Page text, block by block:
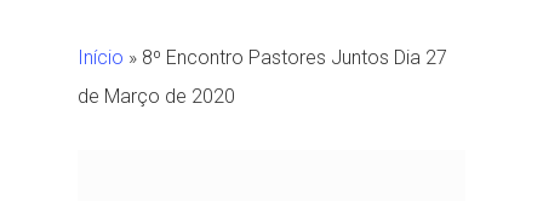
Início » 8º Encontro Pastores Juntos Dia 27
de Março de 2020